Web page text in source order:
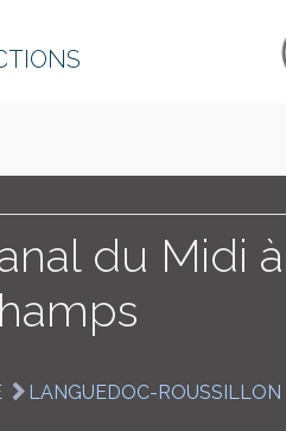
du Midi
LANGUEDOC-ROUSSILLON